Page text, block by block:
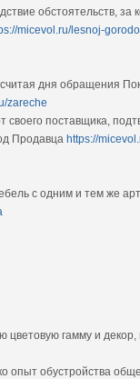
обстоятельств,
micevol.ru/lesnoj-
дня обращения
zareche
поставщика,
Продавца https://
с одним и тем же
гамму и
обустройства